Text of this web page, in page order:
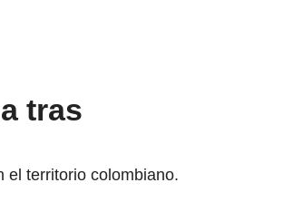
tras
el territorio colombiano.